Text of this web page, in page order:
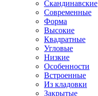
Скандинавские
Современные
Форма
Высокие
Квадратные
Угловые
Низкие
Особенности
Встроенные
Из кладовки
Закрытые